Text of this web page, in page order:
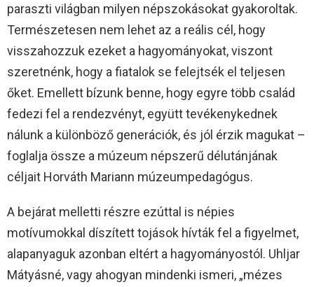
paraszti világban milyen népszokásokat gyakoroltak.
Természetesen nem lehet az a reális cél, hogy
visszahozzuk ezeket a hagyományokat, viszont
szeretnénk, hogy a fiatalok se felejtsék el teljesen
őket. Emellett bízunk benne, hogy egyre több család
fedezi fel a rendezvényt, együtt tevékenykednek
nálunk a különböző generációk, és jól érzik magukat –
foglalja össze a múzeum népszerű délutánjának
céljait Horváth Mariann múzeumpedagógus.
A bejárat melletti részre ezúttal is népies
motívumokkal díszített tojások hívták fel a figyelmet,
alapanyaguk azonban eltért a hagyományostól. Uhljar
Mátyásné, vagy ahogyan mindenki ismeri, „mézes